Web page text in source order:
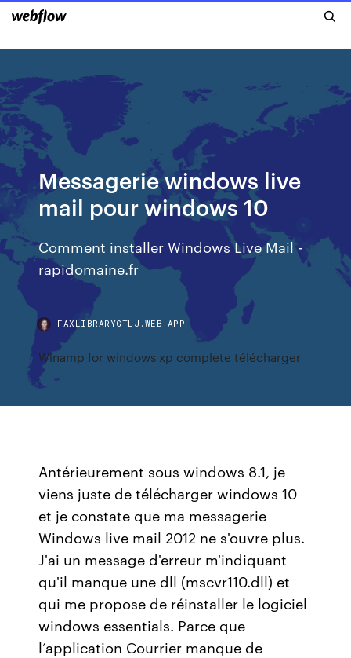
Messagerie windows live
mail pour windows 10
Comment installer Windows Live Mail -
rapidomaine.fr
FAXLIBRARYGTLJ.WEB.APP
Winamp for windows xp complete télécharger
Antérieurement sous windows 8.1, je
viens juste de télécharger windows 10
et je constate que ma messagerie
Windows live mail 2012 ne s'ouvre plus.
J'ai un message d'erreur m'indiquant
qu'il manque une dll (mscvr110.dll) et
qui me propose de réinstaller le logiciel
windows essentials. Parce que
l’application Courrier manque de